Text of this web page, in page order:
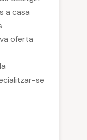
a casa
oferta
se